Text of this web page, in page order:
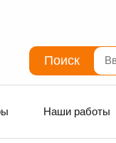
Поиск
Наши работы